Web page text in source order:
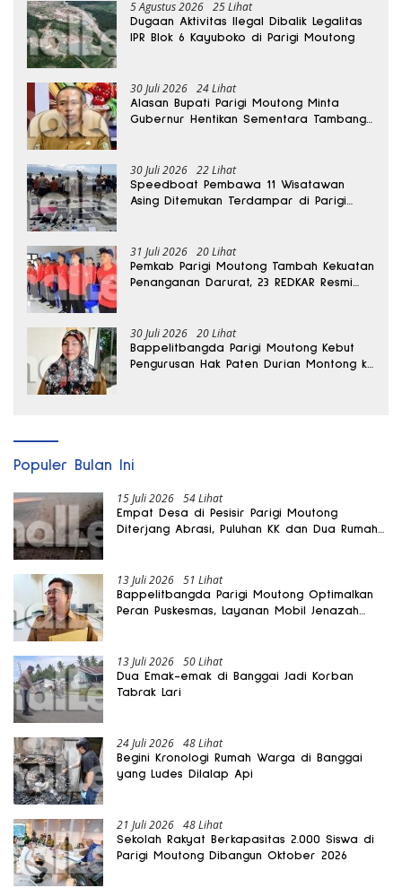
5 Agustus 2026 25 Lihat
Dugaan Aktivitas Ilegal Dibalik Legalitas
IPR Blok 6 Kayuboko di Parigi Moutong
30 Juli 2026 24 Lihat
Alasan Bupati Parigi Moutong Minta
Gubernur Hentikan Sementara Tambang
30 Juli 2026 22 Lihat
Speedboat Pembawa 11 Wisatawan
Asing Ditemukan Terdampar di Parigi
31 Juli 2026 20 Lihat
Pemkab Parigi Moutong Tambah Kekuatan
Penanganan Darurat, 23 REDKAR Resmi
30 Juli 2026 20 Lihat
Bappelitbangda Parigi Moutong Kebut
Pengurusan Hak Paten Durian Montong ke
Populer Bulan Ini
15 Juli 2026 54 Lihat
Empat Desa di Pesisir Parigi Moutong
Diterjang Abrasi, Puluhan KK dan Dua Rumah
13 Juli 2026 51 Lihat
Bappelitbangda Parigi Moutong Optimalkan
Peran Puskesmas, Layanan Mobil Jenazah
13 Juli 2026 50 Lihat
Dua Emak-emak di Banggai Jadi Korban
Tabrak Lari
24 Juli 2026 48 Lihat
Begini Kronologi Rumah Warga di Banggai
yang Ludes Dilalap Api
21 Juli 2026 48 Lihat
Sekolah Rakyat Berkapasitas 2.000 Siswa di
Parigi Moutong Dibangun Oktober 2026